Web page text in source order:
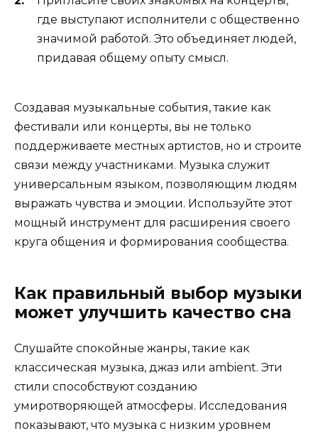
где выступают исполнители с общественно
значимой работой. Это объединяет людей,
придавая общему опыту смысл.
Создавая музыкальные события, такие как
фестивали или концерты, вы не только
поддерживаете местных артистов, но и строите
связи между участниками. Музыка служит
универсальным языком, позволяющим людям
выражать чувства и эмоции. Используйте этот
мощный инструмент для расширения своего
круга общения и формирования сообщества.
Как правильный выбор музыки
может улучшить качество сна
Слушайте спокойные жанры, такие как
классическая музыка, джаз или ambient. Эти
стили способствуют созданию
умиротворяющей атмосферы. Исследования
показывают, что музыка с низким уровнем